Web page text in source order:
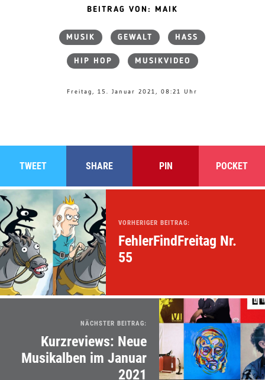
BEITRAG VON: MAIK
MUSIK GEWALT HASS
HIP HOP MUSIKVIDEO
Freitag, 15. Januar 2021, 08:21 Uhr
TWEET SHARE PIN POCKET
VORHERIGER BEITRAG:
FehlerFindFreitag Nr.
55
NÄCHSTER BEITRAG:
Kurzreviews: Neue
Musikalben im Januar
2021